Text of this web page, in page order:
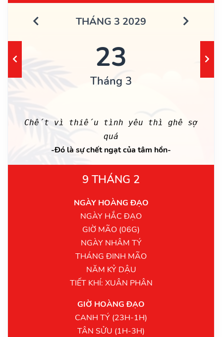
THÁNG 3 2029
23
Tháng 3
Chết vì thiếu tình yêu thì ghê sợ
quá
-Đó là sự chết ngạt của tâm hồn-
9 THÁNG 2
NGÀY HOÀNG ĐẠO
NGÀY HẮC ĐẠO
GIỜ MÃO (06G)
NGÀY NHÂM TÝ
THÁNG ĐINH MÃO
NĂM KỶ DẬU
TIẾT KHÍ: XUÂN PHÂN
GIỜ HOÀNG ĐẠO
CANH TÝ (23H-1H)
TÂN SỬU (1H-3H)